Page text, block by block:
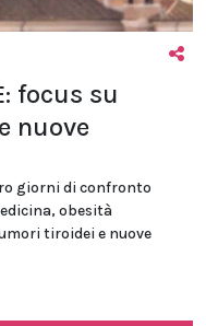
focus su
nuove
giorni di confronto
obesità
tiroidei e nuove